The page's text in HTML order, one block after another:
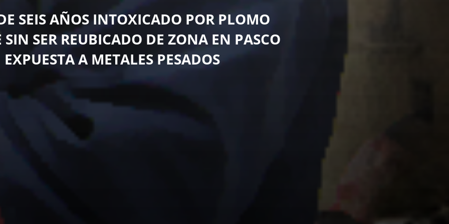
SEIS AÑOS INTOXICADO POR PLOMO
SIN SER REUBICADO DE ZONA EN PASCO
EXPUESTA A METALES PESADOS